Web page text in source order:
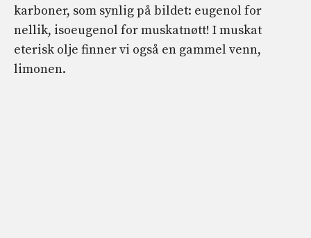
karboner, som synlig på bildet: eugenol for
nellik, isoeugenol for muskatnøtt! I muskat
eterisk olje finner vi også en gammel venn,
limonen.